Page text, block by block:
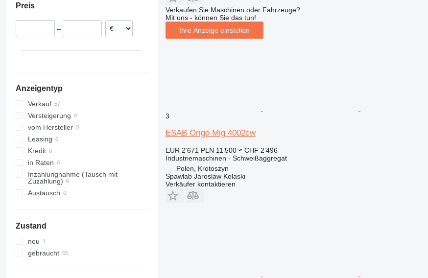
Portugal
Vereinigtes Königreich
Preis
–
Anzeigentyp
Verkauf
Versteigerung
vom Hersteller
Leasing
Kredit
in Raten
Inzahlungnahme (Tausch mit
Zuzahlung)
Austausch
Zustand
neu
gebraucht
Verkaufen Sie Maschinen oder Fahrzeuge?
Mit uns - können Sie das tun!
Ihre Anzeige einstellen
3
ESAB Origo Mig 4002cw
EUR 2’671 PLN 11’500 ≈ CHF 2’496
Industriemaschinen - Schweißaggregat
Polen, Krotoszyn
Spawlab Jaroslaw Kolaski
Verkäufer kontaktieren